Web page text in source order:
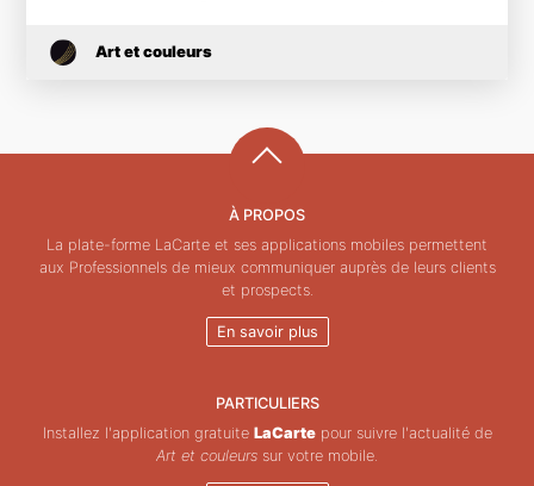
Art et couleurs
À PROPOS
La plate-forme LaCarte et ses applications mobiles permettent
aux Professionnels de mieux communiquer auprès de leurs clients
et prospects.
En savoir plus
PARTICULIERS
Installez l'application gratuite LaCartepour suivre l'actualité de
Art et couleurs sur votre mobile.